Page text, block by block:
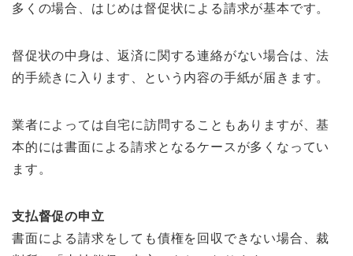
多くの場合、はじめは督促状による請求が基本です。
督促状の中身は、返済に関する連絡がない場合は、法
的手続きに入ります、という内容の手紙が届きます。
業者によっては自宅に訪問することもありますが、基
本的には書面による請求となるケースが多くなってい
ます。
支払督促の申立
書面による請求をしても債権を回収できない場合、裁